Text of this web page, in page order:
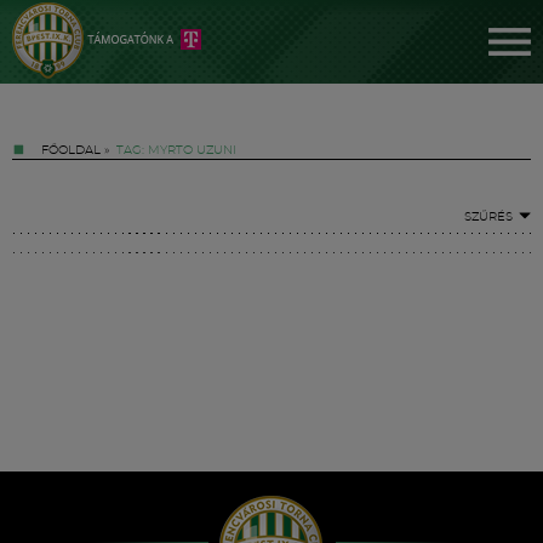
FŐOLDAL » TAG: MYRTO UZUNI
SZŰRÉS
Hírek